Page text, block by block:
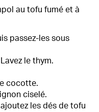
au tofu fumé et à
passez-les sous
le thym.
cocotte.
ciselé.
les dés de tofu